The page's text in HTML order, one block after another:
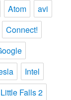
Atom
avi
Connect!
Intel
Little Falls 2